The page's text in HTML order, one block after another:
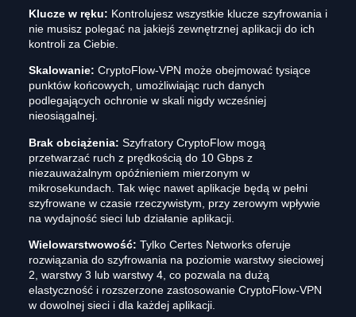
Klucze w ręku: Kontrolujesz wszystkie klucze szyfrowania i
nie musisz polegać na jakiejś zewnętrznej aplikacji do ich
kontroli za Ciebie.
Skalowanie: CryptoFlow-VPN może obejmować tysiące
punktów końcowych, umożliwiając ruch danych
podlegających ochronie w skali nigdy wcześniej
nieosiągalnej.
Brak obciążenia: Szyfratory CryptoFlow mogą
przetwarzać ruch z prędkością do 10 Gbps z
niezauważalnym opóźnieniem mierzonym w
mikrosekundach. Tak więc nawet aplikacje będą w pełni
szyfrowane w czasie rzeczywistym, przy zerowym wpływie
na wydajność sieci lub działanie aplikacji.
Wielowarstwowość: Tylko Certes Networks oferuje
rozwiązania do szyfrowania na poziomie warstwy sieciowej
2, warstwy 3 lub warstwy 4, co pozwala na dużą
elastyczność i rozszerzone zastosowanie CryptoFlow-VPN
w dowolnej sieci i dla każdej aplikacji.